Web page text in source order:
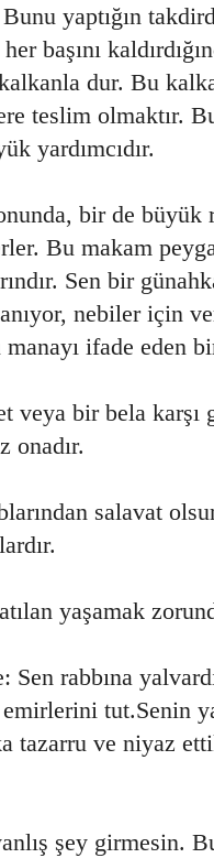
yaptığın
başını
dur. Bu
teslim olmaktır.
yardımcıdır.
bir de büyük
Bu makam
Sen bir
nebiler için
manayı ifade eden
veya bir bela
onadır.
salavat
yaşamak
rabbına
tut.Senin
tazarru ve niyaz
şey girmesin.